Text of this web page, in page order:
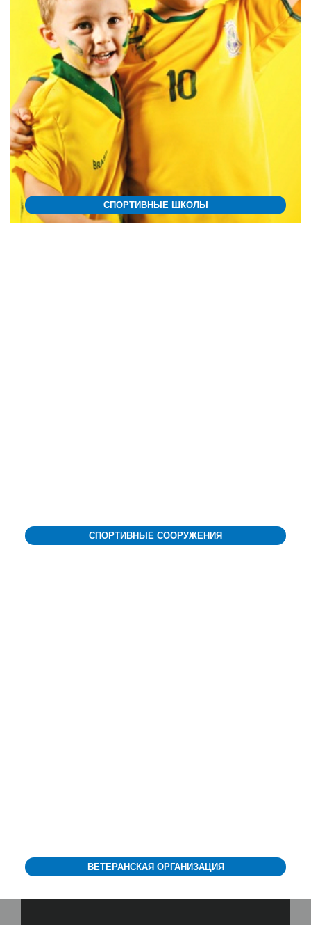
СПОРТИВНЫЕ ШКОЛЫ
СПОРТИВНЫЕ СООРУЖЕНИЯ
ВЕТЕРАНСКАЯ ОРГАНИЗАЦИЯ